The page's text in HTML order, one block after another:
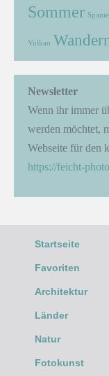
Sommer
Vulkan
Newsletter
Wenn ihr immer
werden möchtet,
Webseite für den
https://feicht-
Startseite
Favoriten
Architektur
Länder
Natur
Fotokunst